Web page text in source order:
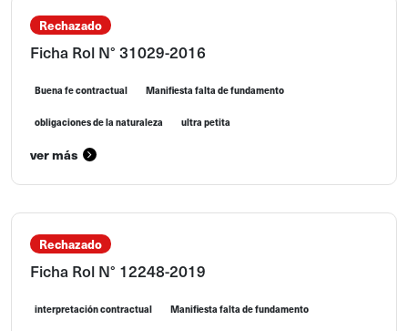
Rechazado
Ficha Rol N° 31029-2016
Buena fe contractual Manifiesta falta de fundamento
obligaciones de la naturaleza ultra petita
ver más
Rechazado
Ficha Rol N° 12248-2019
interpretación contractual Manifiesta falta de fundamento